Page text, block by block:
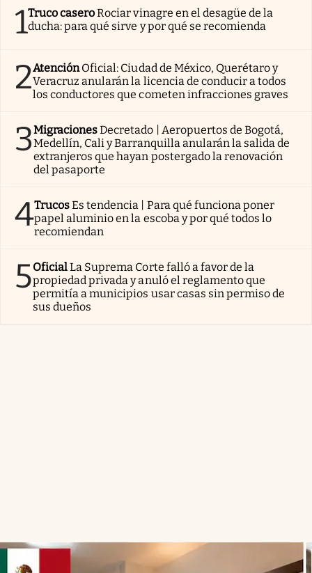
1Truco caseroRociar vinagre en el desagüe de la
ducha: para qué sirve y por qué se recomienda
2AtenciónOficial: Ciudad de México, Querétaro y
Veracruz anularán la licencia de conducir a todos
los conductores que cometen infracciones graves
3MigracionesDecretado | Aeropuertos de Bogotá,
Medellín, Cali y Barranquilla anularán la salida de
extranjeros que hayan postergado la renovación
del pasaporte
4TrucosEs tendencia | Para qué funciona poner
papel aluminio en la escoba y por qué todos lo
recomiendan
5OficialLa Suprema Corte falló a favor de la
propiedad privada y anuló el reglamento que
permitía a municipios usar casas sin permiso de
sus dueños